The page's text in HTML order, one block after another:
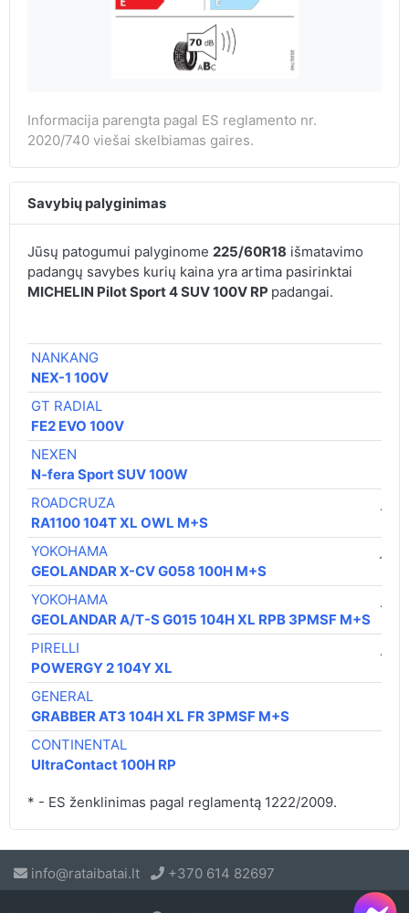
Informacija parengta pagal ES reglamento nr.
2020/740 viešai skelbiamas gaires.
Savybių palyginimas
Jūsų patogumui palyginome 225/60R18 išmatavimo
padangų savybes kurių kaina yra artima pasirinktai
MICHELIN Pilot Sport 4 SUV 100V RP padangai.
NANKANG
NEX-1 100V
GT RADIAL
FE2 EVO 100V
NEXEN
N-fera Sport SUV 100W
ROADCRUZA
RA1100 104T XL OWL M+S
YOKOHAMA
GEOLANDAR X-CV G058 100H M+S
YOKOHAMA
GEOLANDAR A/T-S G015 104H XL RPB 3PMSF M+S
PIRELLI
POWERGY 2 104Y XL
GENERAL
GRABBER AT3 104H XL FR 3PMSF M+S
CONTINENTAL
UltraContact 100H RP
* - ES ženklinimas pagal reglamentą 1222/2009.
info@rataibatai.lt +370 614 82697